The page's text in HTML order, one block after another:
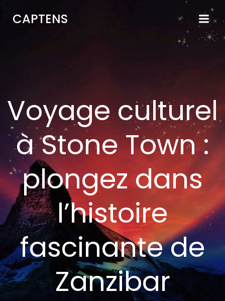
CAPTENS
Voyage culturel
à Stone Town :
plongez dans
l’histoire
fascinante de
Zanzibar